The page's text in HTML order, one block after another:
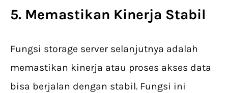
5. Memastikan Kinerja Stabil
Fungsi storage server selanjutnya adalah
memastikan kinerja atau proses akses data
bisa berjalan dengan stabil. Fungsi ini